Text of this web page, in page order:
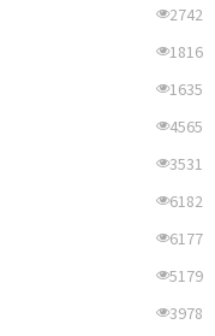
2742
1816
1635
4565
3531
6182
6177
5179
3978